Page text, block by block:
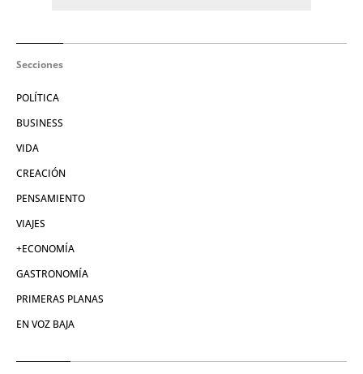
Secciones
POLÍTICA
BUSINESS
VIDA
CREACIÓN
PENSAMIENTO
VIAJES
+ECONOMÍA
GASTRONOMÍA
PRIMERAS PLANAS
EN VOZ BAJA